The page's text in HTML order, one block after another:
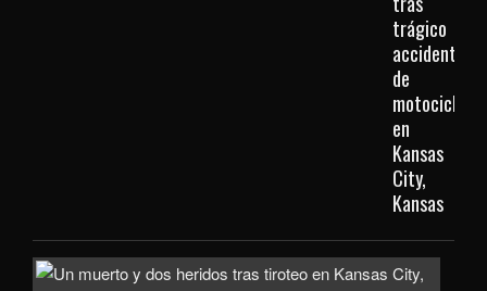
trágico
accidente
de
motocicleta
en
Kansas
City,
Kansas